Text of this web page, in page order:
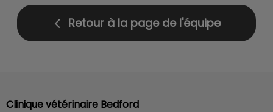
Retour à la page de l'équipe
Clinique vétérinaire Bedford